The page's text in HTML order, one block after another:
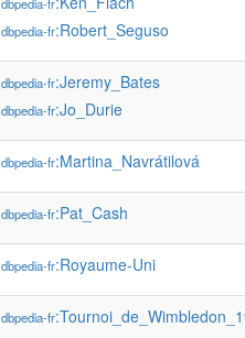
dbpedia-fr:Robert_Seguso
dbpedia-fr:Jeremy_Bates
dbpedia-fr:Jo_Durie
dbpedia-fr:Martina_Navrátilová
dbpedia-fr:Pat_Cash
dbpedia-fr:Royaume-Uni
dbpedia-fr